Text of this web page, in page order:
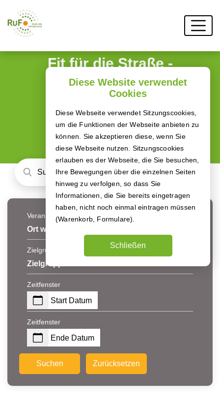
Diese Website verwendet
Cookies
Diese Webseite verwendet Sitzungscookies,
um die Funktionen der Webseite anbieten zu
können. Sie akzeptieren diese, wenn Sie
diese Webseite nutzen. Sitzungscookies
erlauben es der Webseite, die Sie besuchen,
Ihre Bewegungen über die einzelnen Seiten
hinweg zu verfolgen, so dass Sie
Informationen, die Sie bereits eingetragen
haben, nicht noch einmal eintragen müssen
(Warenkorb, Formulare).
Schließen
Fit für die Straße -
Deine BKF
Weiterbildung
Buche dir jetzt deine LKW-Module!
Veranstaltungsort
Ort wählen
Zielgruppe
Zielgruppe
Zeitfenster
Start Datum
Zeitfenster
Ende Datum
Suchen Zurücksetzen